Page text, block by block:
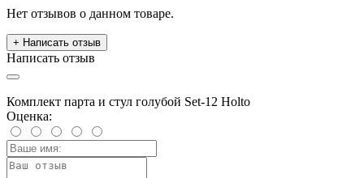
Нет отзывов о данном товаре.
+ Написать отзыв
Написать отзыв
Комплект парта и стул голубой Set-12 Holto
Оценка: